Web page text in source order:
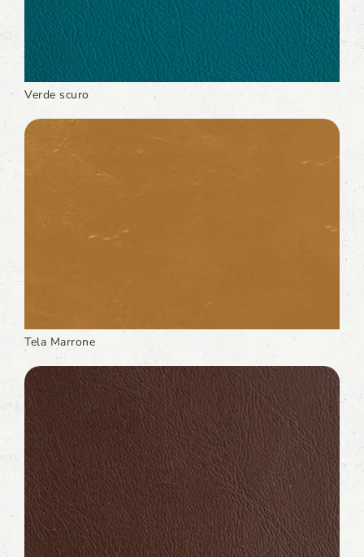
Verde scuro
Tela Marrone